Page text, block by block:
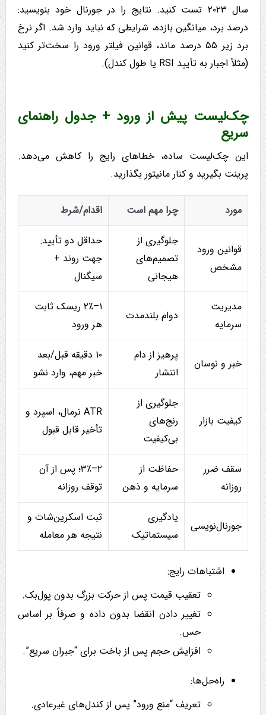
سال ۲۰۲۳ تست کنید. نتایج را در جورنال خود بنویسید:
درصد برد، میانگین بازده، شرایطی که نباید وارد شد. اگر نرخ
برد زیر ۵۵ درصد ماند، قوانین فیلتر ورود را سخت‌تر کنید
(مثلاً اجبار به تأیید RSI یا طول کندل).
چک‌لیست پیش از ورود + جدول راهنمای
سریع
این چک‌لیست ساده، خطاهای رایج را کاهش می‌دهد.
پرینت بگیرید و کنار مانیتور بگذارید.
مورد چرا مهم است اقدام/شرط
قوانین ورود
مشخص
جلوگیری از
تصمیم‌های
هیجانی
حداقل دو تأیید:
جهت روند +
سیگنال
مدیریت
سرمایه
دوام بلندمدت
۱–۲٪ ریسک ثابت
هر ورود
خبر و نوسان
پرهیز از دام
انتشار
۱۰ دقیقه قبل/بعد
خبر مهم، وارد نشو
کیفیت بازار
جلوگیری از
رنج‌های
بی‌کیفیت
ATR نرمال، اسپرد و
تأخیر قابل قبول
سقف ضرر
روزانه
حفاظت از
سرمایه و ذهن
۲–۳٪؛ پس از آن
توقف روزانه
جورنال‌نویسی
یادگیری
سیستماتیک
ثبت اسکرین‌شات و
نتیجه هر معامله
اشتباهات رایج:
تعقیب قیمت پس از حرکت بزرگ بدون پول‌بک.
تغییر دادن انقضا بدون داده و صرفاً بر اساس
حس.
افزایش حجم پس از باخت برای “جبران سریع”.
راه‌حل‌ها:
تعریف “منع ورود” پس از کندل‌های غیرعادی.